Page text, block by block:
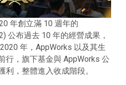
年創立滿 10 週年的
公布過去 10 年的經營成果，
年，AppWorks 以及其生
行，旗下基金與 AppWorks 公
利，整體進入收成階段。